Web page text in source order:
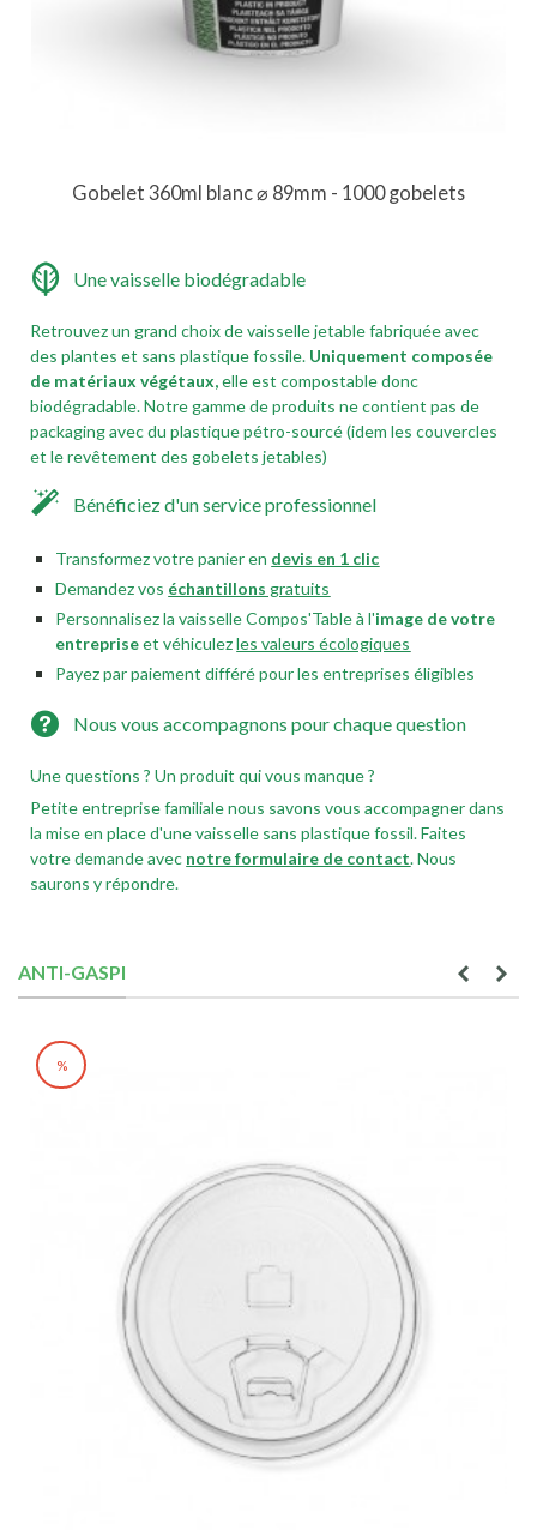
Gobelet 360ml blanc ⌀ 89mm - 1000 gobelets
Une vaisselle biodégradable
Retrouvez un grand choix de vaisselle jetable fabriquée avec
des plantes et sans plastique fossile. Uniquement composée
de matériaux végétaux,elle est compostable donc
biodégradable. Notre gamme de produits ne contient pas de
packaging avec du plastique pétro-sourcé (idem les couvercles
et le revêtement des gobelets jetables)
Bénéficiez d'un service professionnel
Transformez votre panier en devis en 1 clic
Demandez vos échantillons gratuits
Personnalisez la vaisselle Compos'Table à l'image de votre
entrepriseet véhiculezles valeurs écologiques
Payez par paiement différé pour les entreprises éligibles
Nous vous accompagnons pour chaque question
Une questions ? Un produit qui vous manque ?
Petite entreprise familiale nous savons vous accompagner dans
la mise en place d'une vaisselle sans plastique fossil. Faites
votre demande avec notre formulaire de contact. Nous
saurons y répondre.
ANTI-GASPI
%